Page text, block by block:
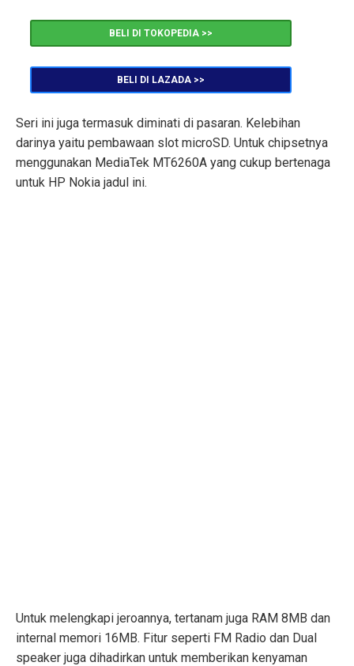
BELI DI TOKOPEDIA >>
BELI DI LAZADA >>
Seri ini juga termasuk diminati di pasaran. Kelebihan
darinya yaitu pembawaan slot microSD. Untuk chipsetnya
menggunakan MediaTek MT6260A yang cukup bertenaga
untuk HP Nokia jadul ini.
Untuk melengkapi jeroannya, tertanam juga RAM 8MB dan
internal memori 16MB. Fitur seperti FM Radio dan Dual
speaker juga dihadirkan untuk memberikan kenyaman